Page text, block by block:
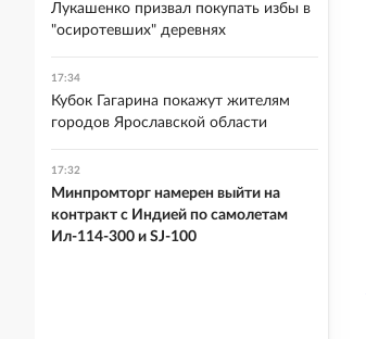
Лукашенко призвал покупать избы в
"осиротевших" деревнях
17:34
Кубок Гагарина покажут жителям
городов Ярославской области
17:32
Минпромторг намерен выйти на
контракт с Индией по самолетам
Ил-114-300 и SJ-100